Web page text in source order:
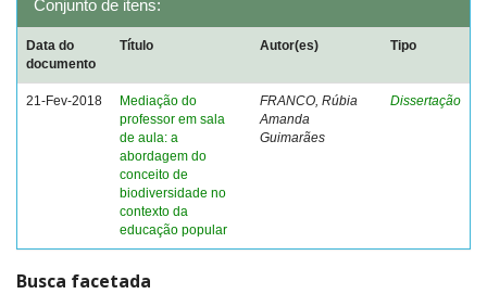
Conjunto de itens:
Data do
documento
Título Autor(es) Tipo
21-Fev-2018
Mediação do
professor em sala
de aula: a
abordagem do
conceito de
biodiversidade no
contexto da
educação popular
FRANCO, Rúbia
Amanda
Guimarães
Dissertação
Busca facetada